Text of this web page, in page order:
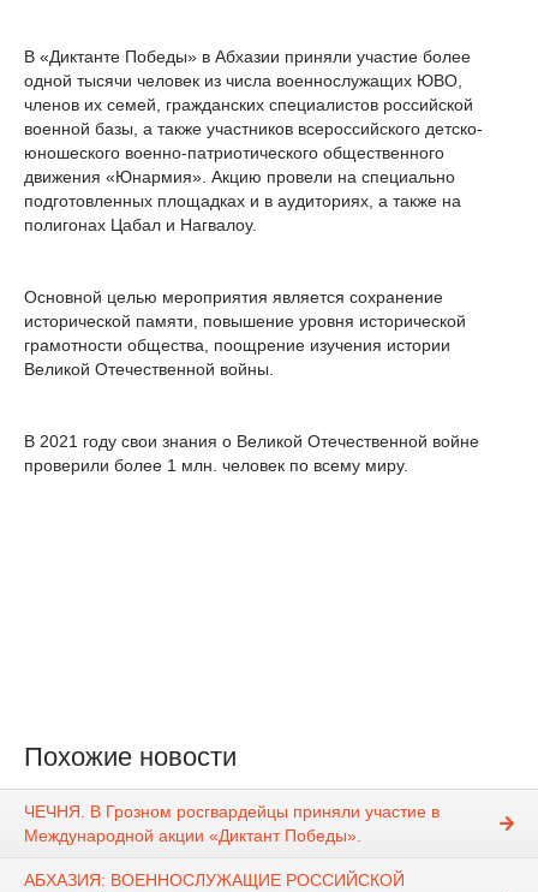
В «Диктанте Победы» в Абхазии приняли участие более
одной тысячи человек из числа военнослужащих ЮВО,
членов их семей, гражданских специалистов российской
военной базы, а также участников всероссийского детско-
юношеского военно-патриотического общественного
движения «Юнармия». Акцию провели на специально
подготовленных площадках и в аудиториях, а также на
полигонах Цабал и Нагвалоу.
Основной целью мероприятия является сохранение
исторической памяти, повышение уровня исторической
грамотности общества, поощрение изучения истории
Великой Отечественной войны.
В 2021 году свои знания о Великой Отечественной войне
проверили более 1 млн. человек по всему миру.
Похожие новости
ЧЕЧНЯ. В Грозном росгвардейцы приняли участие в
Международной акции «Диктант Победы».
АБХАЗИЯ: ВОЕННОСЛУЖАЩИЕ РОССИЙСКОЙ